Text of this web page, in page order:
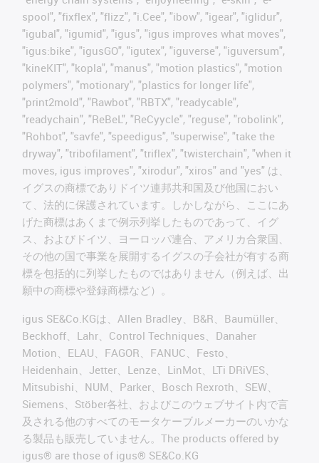
spool", "fixflex", "flizz", "i.Cee", "ibow", "igear", "iglidur",
"igubal", "igumid", "igus", "igus improves what moves",
"igus:bike", "igusGO", "igutex", "iguverse", "iguversum",
"kineKIT", "kopla", "manus", "motion plastics", "motion
polymers", "motionary", "plastics for longer life",
"print2mold", "Rawbot", "RBTX", "readycable",
"readychain", "ReBeL", "ReCyycle", "reguse", "robolink",
"Rohbot", "savfe", "speedigus", "superwise", "take the
dryway", "tribofilament", "triflex", "twisterchain", "when it
moves, igus improves", "xirodur", "xiros" and "yes" は、
イグスの商標でありドイツ連邦共和国及び他国におい
て、法的に保護されています。しかしながら、ここにあ
げた商標はあくまで例示列挙したものであって、イグ
ス、およびドイツ、ヨーロッパ連合、アメリカ合衆国、
その他の国で事業を展開するイグスの子会社が有する商
標を包括的に列挙したものではありません（例えば、出
願中の商標や登録商標など）。
igus SE&Co.KGは、Allen Bradley、B&R、Baumüller、
Beckhoff、Lahr、Control Techniques、Danaher
Motion、ELAU、FAGOR、FANUC、Festo、
Heidenhain、Jetter、Lenze、LinMot、LTi DRiVES、
Mitsubishi、NUM、Parker、Bosch Rexroth、SEW、
Siemens、Stöber各社、およびこのウェブサイト内で言
及される他のすべてのモータケーブルメーカーのいかな
る製品も販売していません。The products offered by
igus® are those of igus® SE&Co.KG